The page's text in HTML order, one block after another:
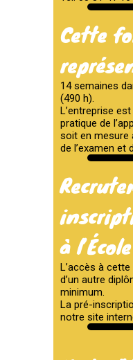
Cette
14 semaines
(490 h).
L’entreprise
pratique de
soit en mesure
de l’examen et
à
L’accès à
d’un autre
minimum.
La pré-
notre site